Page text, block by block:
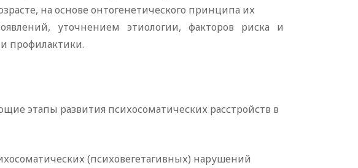
на основе онтогенетического принципа их
уточнением этиологии, факторов риска и
профилактики.
этапы развития психосоматических расстройств в
(психовегетагивных) нарушений